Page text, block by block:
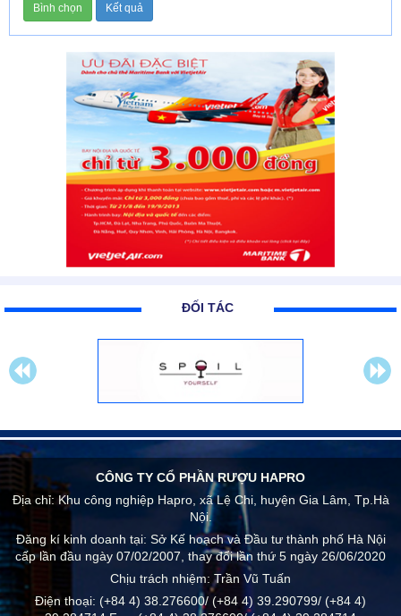
ĐỐI TÁC
CÔNG TY CỔ PHẦN RƯỢU HAPRO
Địa chỉ:Khu công nghiệp Hapro, xã Lệ Chi, huyện Gia Lâm, Tp.Hà
Nội.
Đăng kí kinh doanh tại: Sở Kế hoạch và Đầu tư thành phố Hà Nội
cấp lần đầu ngày 07/02/2007, thay đổi lần thứ 5 ngày 26/06/2020
Chịu trách nhiệm:Trần Vũ Tuấn
Điện thoại: (+84 4) 38.276600/ (+84 4) 39.290799/ (+84 4)